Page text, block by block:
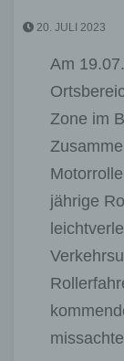
20. JULI 2023
Am
Zone im
jährige